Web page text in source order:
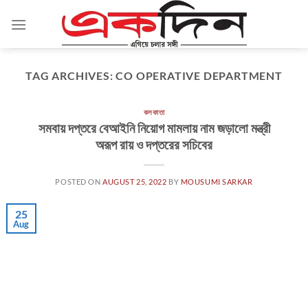
TAG ARCHIVES:CO OPERATIVE DEPARTMENT
কলকাতা
সমবায় দপ্তরে বেআইনি নিয়োগ মামলায় নাম জড়ালো মন্ত্রী
অরূপ রায় ও দপ্তরের সচিবের
POSTED ON AUGUST 25, 2022 BY MOUSUMI SARKAR
25
Aug